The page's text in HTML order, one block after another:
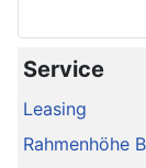
Service
Leasing
Rahmenhöhe